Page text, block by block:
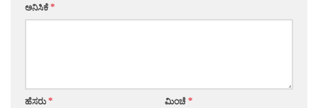
ಅನಿಸಿಕೆ*
ಹೆಸರು* ಮಿಂಚೆ*